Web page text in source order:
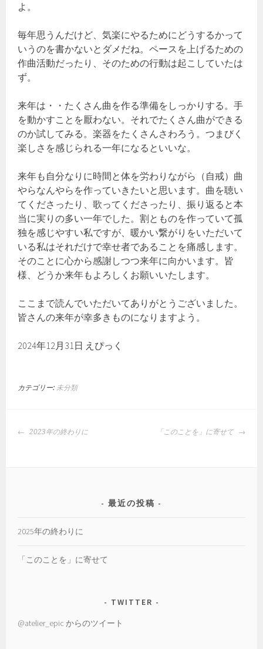
よ。
毎年思うんだけど、気楽にやるためにどうするかって
いうのを書かないとダメだね。ペースを上げるための
作曲活動だったり、そのための行動は起こしていたは
ず。
来年は・・たくさん曲を作る準備をしっかりする。手
を動かすことを厭わない。それでたくさん曲ができる
のか試してみる。楽器をたくさんさわろう。つまびく
楽しさを感じられる一年になるといいな。
来年も自分なりに時間と体を労わりながら（自戒）曲
やらなんやらを作っていきたいと思います。曲を聴い
てくださったり、歌ってくださったり、振り返ると本
当に実りの多い一年でした。割とものを作っていて孤
独を感じやすい私ですが、暖かい繋がりをいただいて
いる私はそれだけで幸せ者であることを痛感します。
そのことに心から感謝しつつ来年に向かいます。皆
様、どうか来年もよろしくお願いいたします。
ここまで読んでいただいてありがとうございました。
皆さんの来年が幸多きものになりますよう。
2024年12月31日 えぴっく
カテゴリー: 未分類
投
ョ
2023年の終わりに 「このことを」に寄せて
最近の投稿
2025年の終わりに
「このことを」に寄せて
TWITTER
@atelier_epic からのツイート